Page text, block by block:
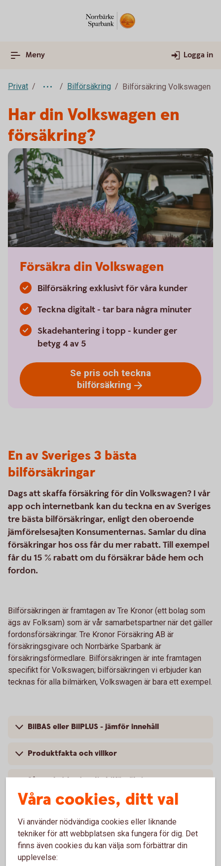
Meny Logga in
Privat Bilförsäkring Bilförsäkring Volkswagen
Har din Volkswagen en
försäkring?
Försäkra din Volkswagen
Bilförsäkring exklusivt för våra kunder
Teckna digitalt - tar bara några minuter
Skadehantering i topp - kunder ger
betyg 4 av 5
Se pris och teckna
bilförsäkring
En av Sveriges 3 bästa
bilförsäkringar
Dags att skaffa försäkring för din Volkswagen? I vår
app och internetbank kan du teckna en av Sveriges
tre bästa bilförsäkringar, enligt den oberoende
jämförelsesajten Konsumenternas. Samlar du dina
försäkringar hos oss får du mer rabatt. Till exempel
får du 15 % rabatt om du försäkrar både hem och
fordon.
Bilförsäkringen är framtagen av Tre Kronor (ett bolag som
ägs av Folksam) som är vår samarbetspartner när det gäller
fordonsförsäkringar. Tre Kronor Försäkring AB är
försäkringsgivare och Norrbärke Sparbank är
försäkringsförmedlare. Bilförsäkringen är inte framtagen
specifikt för Volkswagen; bilförsäkringen vi erbjuder kan
tecknas för alla bilmärken, Volkswagen är bara ett exempel.
BilBAS eller BilPLUS - jämför innehåll
Produktfakta och villkor
Så mycket kostar din bilförsäkring
Vanliga frågor om att försäkra
Volkswagen
Våra cookies, ditt val
Vi använder nödvändiga cookies eller liknande
tekniker för att webbplatsen ska fungera för dig. Det
finns även cookies du kan välja som förbättrar din
upplevelse: